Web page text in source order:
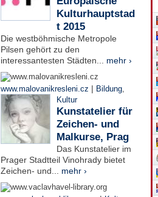
Kulturhauptstad
t 2015
Die westböhmische Metropole
Pilsen gehört zu den
interessantesten Städten... mehr ›
www.malovanikresleni.cz | Bildung,
Kultur
Kunstatelier für
Zeichen- und
Malkurse, Prag
Das Kunstatelier im
Prager Stadtteil Vinohrady bietet
Zeichen- und... mehr ›